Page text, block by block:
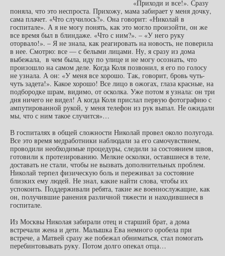
«Приходи и все!». Сразу
поняла, что это неспроста. Прихожу, мама забирает у меня дочку,
сама плачет. «Что случилось?». Она говорит: «Николай в
госпитале». А я не могу понять, как это могло произойти, он же
все время был в блиндаже. «Что с ним?». – «У него руку
оторвало!». – Я не знала, как реагировать на новость, не поверила
в нее. Смотрю: все — с белыми лицами. Ну, я сразу из дома
выбежала, в чем была, иду по улице и не могу осознать, что
произошло на самом деле. Когда Коля позвонил, я его по голосу
не узнала. А он: «У меня все хорошо. Так, говорит, бровь чуть-
чуть задета!». Какое хорошо! Все лицо в ожогах, глаза красные, на
подбородке шрам, видимо, от осколка. Уже потом я узнала: он три
дня ничего не видел! А когда Коля прислал первую фотографию с
ампутированной рукой, у меня телефон из рук выпал. Не ожидали
мы, что с ним такое случится»…
В госпиталях в общей сложности Николай провел около полугода.
Все это время медработники наблюдали за его самочувствием,
проводили необходимые процедуры, следили за состоянием швов,
готовили к протезированию. Мелкие осколки, оставшиеся в теле,
доставать не стали, чтобы не вызвать дополнительных проблем.
Николай терпел физическую боль и переживал за состояние
близких ему людей. Не знал, какие найти слова, чтобы их
успокоить. Поддерживали ребята, такие же военнослужащие, как
он, получившие ранения различной тяжести и находившиеся в
госпитале.
Из Москвы Николая забирали отец и старший брат, а дома
встречали жена и дети. Малышка Ева немного оробела при
встрече, а Матвей сразу же побежал обниматься, стал помогать
перебинтовывать руку. Потом долго опекал отца…